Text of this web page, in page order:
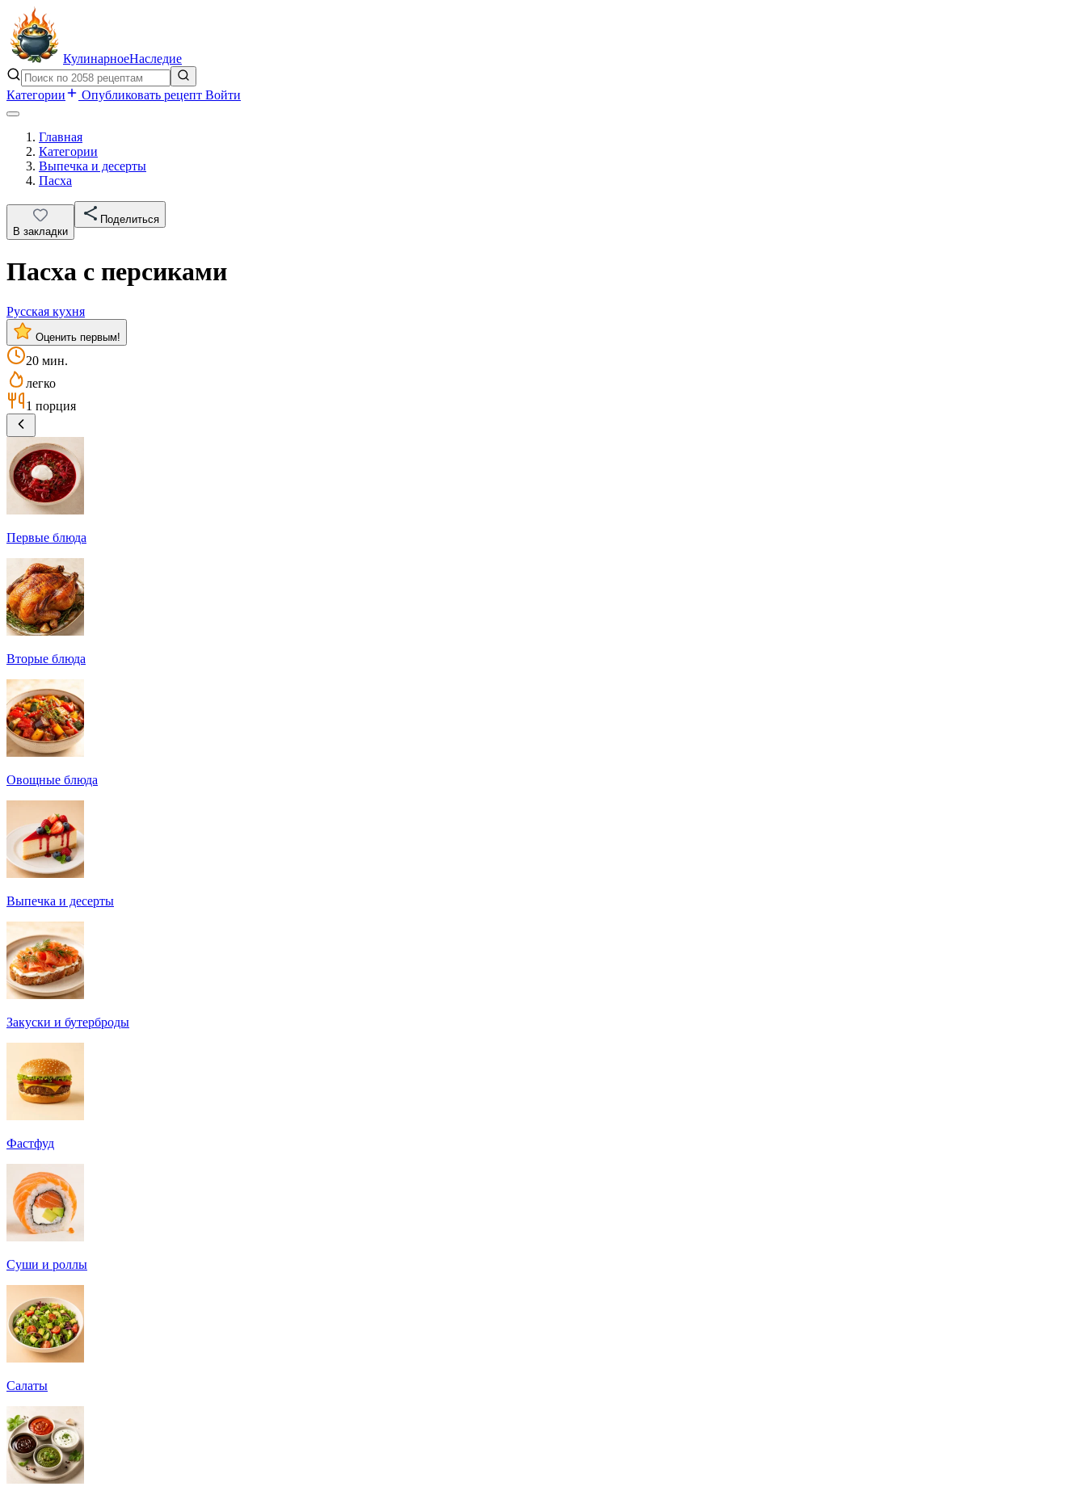
КулинарноеНаследие
Категории Опубликовать рецепт Войти
Главная
Категории
Выпечка и десерты
Пасха
В закладки
Поделиться
Пасха с персиками
Русская кухня
Оценить первым!
20 мин.
легко
1 порция
Первые блюда
Вторые блюда
Овощные блюда
Выпечка и десерты
Закуски и бутерброды
Фастфуд
Суши и роллы
Салаты